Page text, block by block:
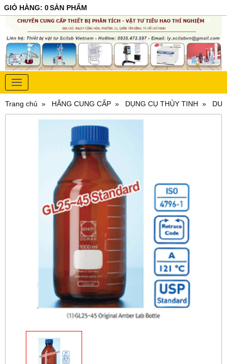
GIỎ HÀNG: 0SẢN PHẨM
Trang chủ HÃNG CUNG CẤP DỤNG CỤ THỦY TINH